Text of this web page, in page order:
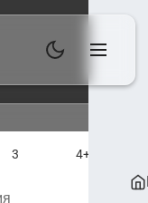
3 4+